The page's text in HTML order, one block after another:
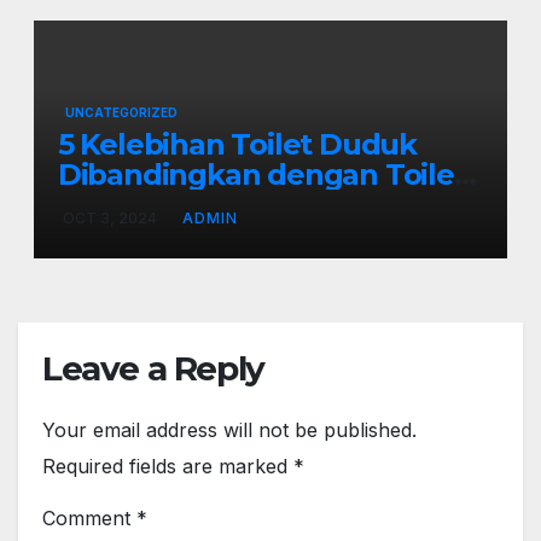
UNCATEGORIZED
5 Kelebihan Toilet Duduk
Dibandingkan dengan Toilet
ADMIN
Leave a Reply
Your email address will not be published.
Required fields are marked *
Comment *